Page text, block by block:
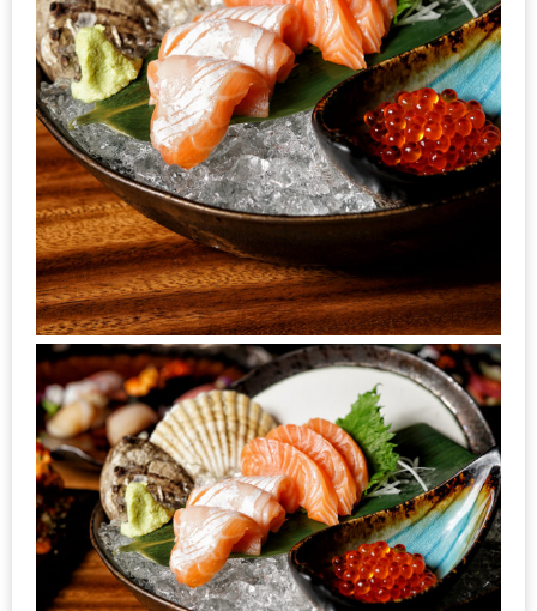
ลุ้น
บัตร
รับ
ประทาน
บุฟเฟ่ต์
ฟรี
ที่
LE
CRYSTAL
เชียงใหม่
ฟรี
2
ท่าน
ลุ้น
รับ
GIFT
VOUCHER